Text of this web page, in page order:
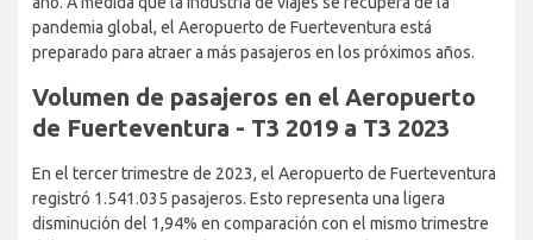
nacionales e internacionales, atrayendo a más pasajeros cada
año. A medida que la industria de viajes se recupera de la
preparado para atraer a más pasajeros en los próximos años.
Volumen de pasajeros en el
Aeropuerto de Fuerteventura - T3
2019 a T3 2023